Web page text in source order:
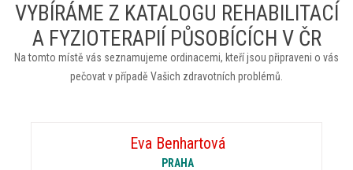
VYBÍRÁME Z KATALOGU REHABILITACÍ
A FYZIOTERAPIÍ PŮSOBÍCÍCH V ČR
Na tomto místě vás seznamujeme ordinacemi, kteří jsou připraveni o vás
pečovat v případě Vašich zdravotních problémů.
Eva Benhartová
PRAHA